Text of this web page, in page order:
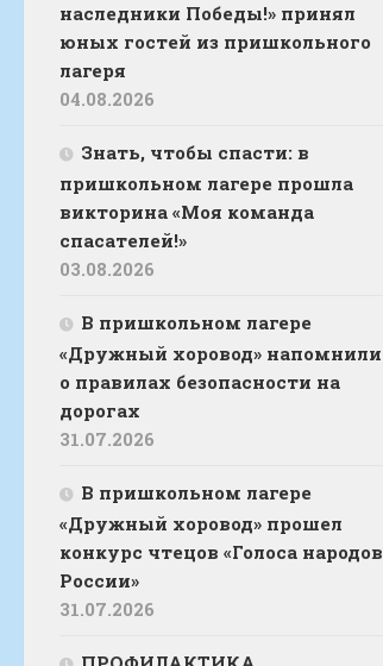
наследники Победы!» принял
юных гостей из пришкольного
лагеря
04.08.2026
Знать, чтобы спасти: в
пришкольном лагере прошла
викторина «Моя команда
спасателей!»
03.08.2026
В пришкольном лагере
«Дружный хоровод» напомнили
о правилах безопасности на
дорогах
31.07.2026
В пришкольном лагере
«Дружный хоровод» прошел
конкурс чтецов «Голоса народов
России»
31.07.2026